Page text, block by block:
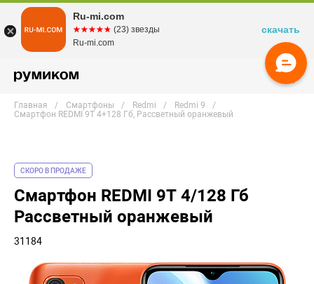
Главная Смартфоны Redmi
Redmi 9
Смартфон REDMI 9T 4+128 Гб, Рассветный оранжевый
СКОРО В ПРОДАЖЕ
Смартфон REDMI 9T 4/128 Гб
Рассветный оранжевый
31184
Ru-mi.com
☆☆☆☆☆
★★★★★ (23) звезды
Ru-mi.com
скачать